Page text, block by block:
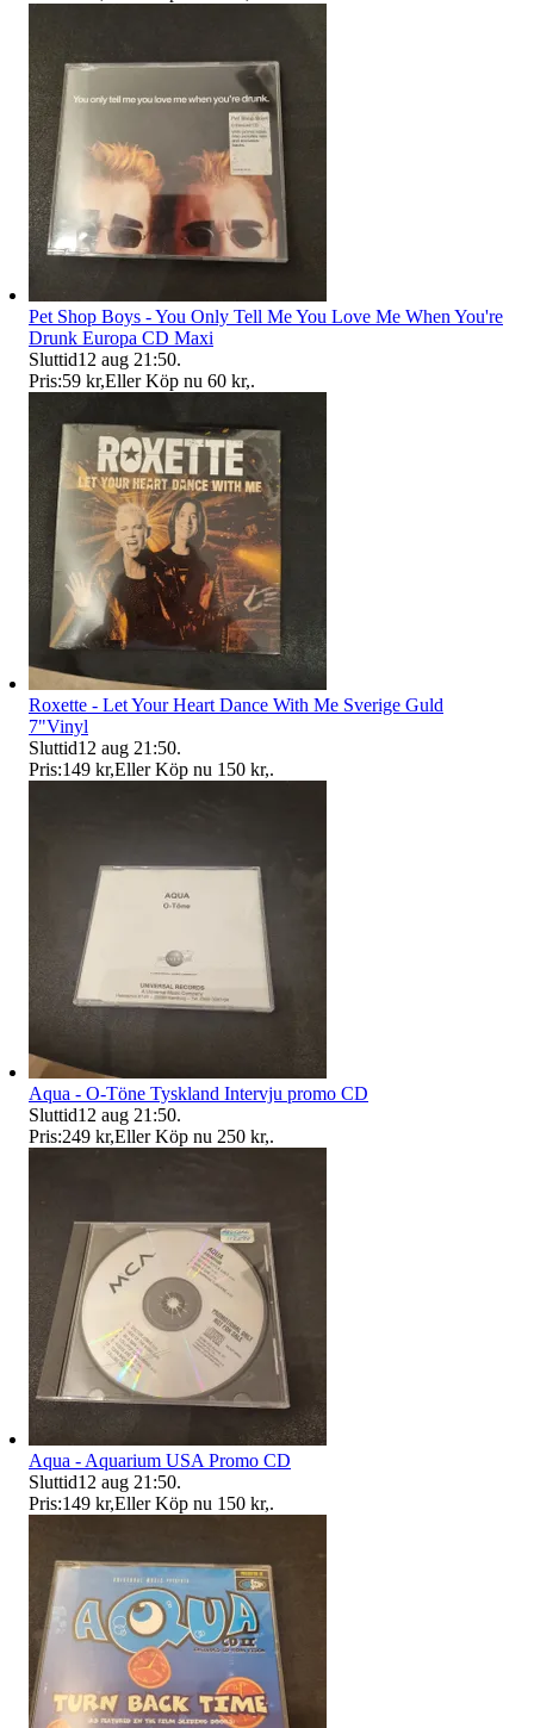
Pet Shop Boys - You Only Tell Me You Love Me When You're
Drunk Europa CD Maxi
Sluttid12 aug 21:50.
Pris:59 kr,Eller Köp nu 60 kr,.
Roxette - Let Your Heart Dance With Me Sverige Guld
7"Vinyl
Sluttid12 aug 21:50.
Pris:149 kr,Eller Köp nu 150 kr,.
Aqua - O-Töne Tyskland Intervju promo CD
Sluttid12 aug 21:50.
Pris:249 kr,Eller Köp nu 250 kr,.
Aqua - Aquarium USA Promo CD
Sluttid12 aug 21:50.
Pris:149 kr,Eller Köp nu 150 kr,.